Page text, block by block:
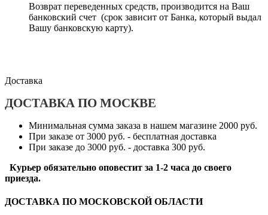
Возврат переведенных средств, производится на Ваш
банковский счет (срок зависит от Банка, который выдал
Вашу банковскую карту).
Доставка
ДОСТАВКА ПО МОСКВЕ
Минимальная сумма заказа в нашем магазине 2000 руб.
При заказе от 3000 руб. - бесплатная доставка
При заказе до 3000 руб. - доставка 300 руб.
Курьер обязательно оповестит за 1-2 часа до своего
приезда.
ДОСТАВКА ПО МОСКОВСКОЙ ОБЛАСТИ